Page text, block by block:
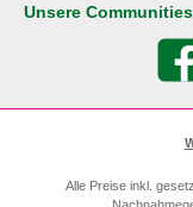
Unsere Communities
Alle Preise inkl.